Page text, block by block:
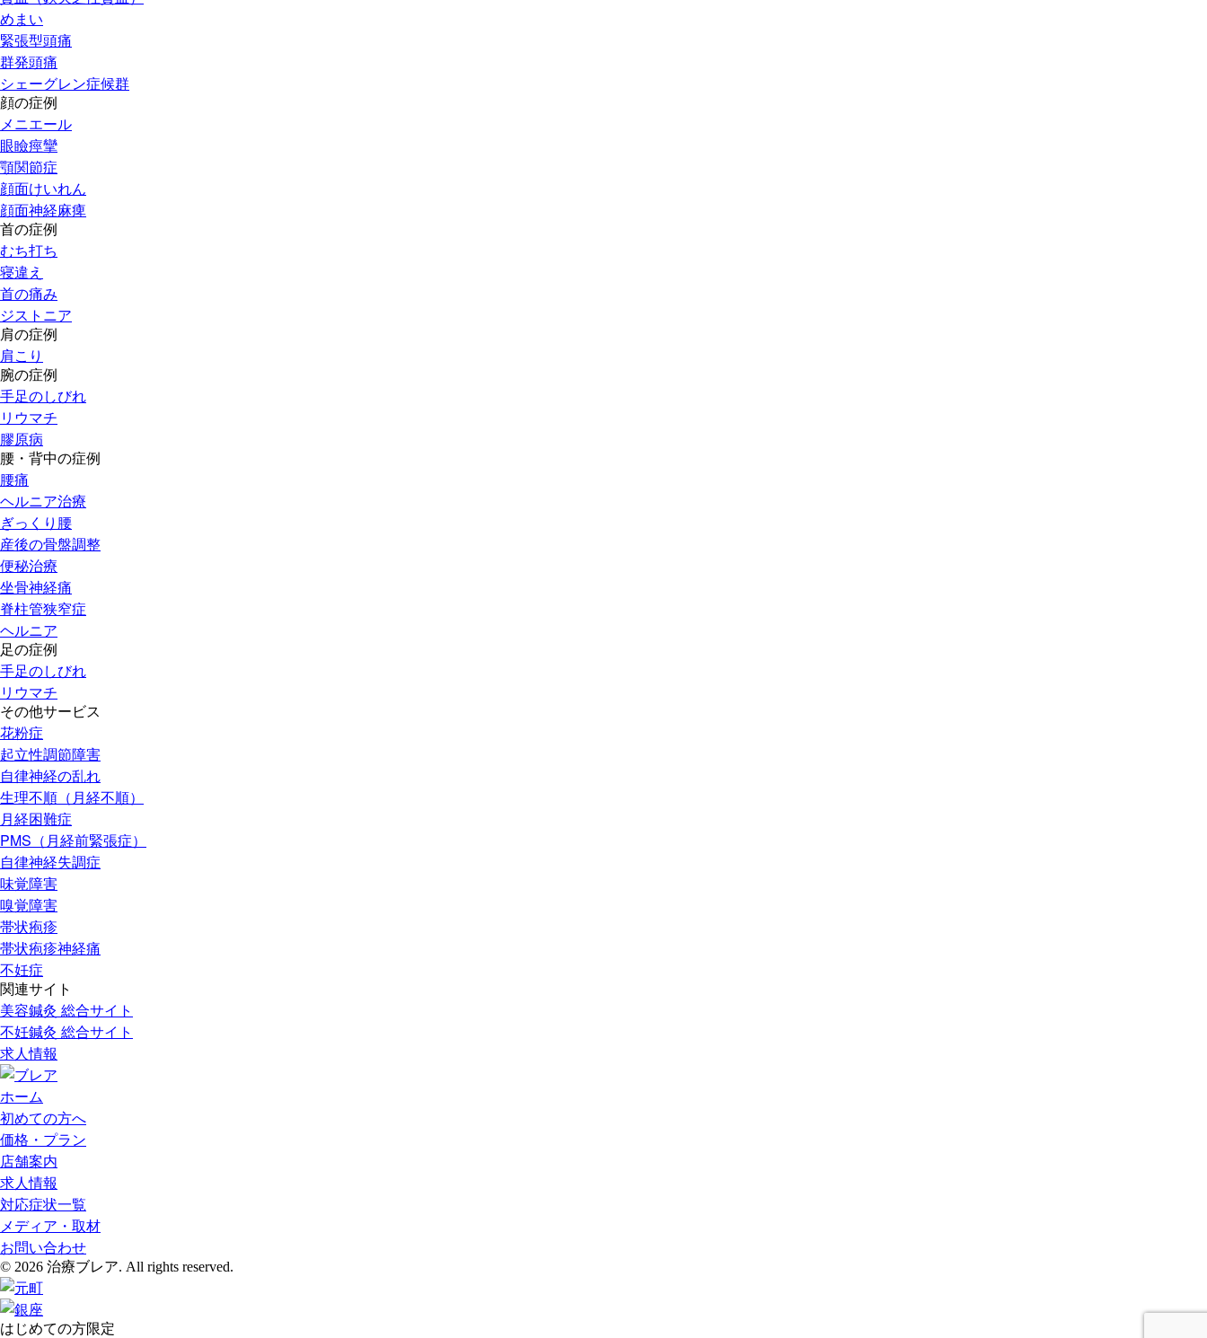
めまい
緊張型頭痛
群発頭痛
シェーグレン症候群
顔の症例
メニエール
眼瞼痙攣
顎関節症
顔面けいれん
顔面神経麻痺
首の症例
むち打ち
寝違え
首の痛み
ジストニア
肩の症例
肩こり
腕の症例
手足のしびれ
リウマチ
膠原病
腰・背中の症例
腰痛
ヘルニア治療
ぎっくり腰
産後の骨盤調整
便秘治療
坐骨神経痛
脊柱管狭窄症
ヘルニア
足の症例
手足のしびれ
リウマチ
その他サービス
花粉症
起立性調節障害
自律神経の乱れ
生理不順（月経不順）
月経困難症
PMS（月経前緊張症）
自律神経失調症
味覚障害
嗅覚障害
帯状疱疹
帯状疱疹神経痛
不妊症
関連サイト
美容鍼灸 総合サイト
不妊鍼灸 総合サイト
求人情報
ホーム
初めての方へ
価格・プラン
店舗案内
求人情報
対応症状一覧
メディア・取材
お問い合わせ
© 2026 治療ブレア. All rights reserved.
はじめての方限定